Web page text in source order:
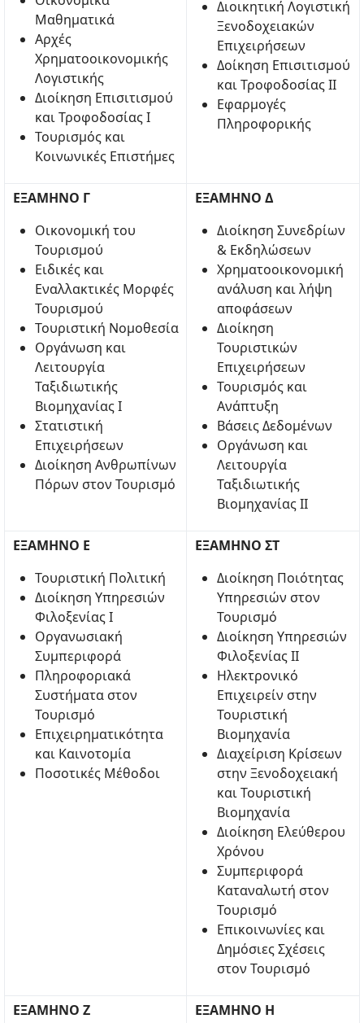
Μαθηματικά
Αρχές
Χρηματοοικονομικής
Λογιστικής
Διοίκηση Επισιτισμού
και Τροφοδοσίας Ι
Τουρισμός και
Κοινωνικές Επιστήμες
Διοικητική Λογιστική
Ξενοδοχειακών
Επιχειρήσεων
Δοίκηση Επισιτισμού
και Τροφοδοσίας ΙΙ
Εφαρμογές
Πληροφορικής
ΕΞΑΜΗΝΟ Γ
Οικονομική του
Τουρισμού
Ειδικές και
Εναλλακτικές Μορφές
Τουρισμού
Τουριστική Νομοθεσία
Οργάνωση και
Λειτουργία
Ταξιδιωτικής
Βιομηχανίας Ι
Στατιστική
Επιχειρήσεων
Διοίκηση Ανθρωπίνων
Πόρων στον Τουρισμό
ΕΞΑΜΗΝΟ Δ
Διοίκηση Συνεδρίων
& Εκδηλώσεων
Χρηματοοικονομική
ανάλυση και λήψη
αποφάσεων
Διοίκηση
Τουριστικών
Επιχειρήσεων
Τουρισμός και
Ανάπτυξη
Βάσεις Δεδομένων
Οργάνωση και
Λειτουργία
Ταξιδιωτικής
Βιομηχανίας ΙΙ
ΕΞΑΜΗΝΟ Ε
Τουριστική Πολιτική
Διοίκηση Υπηρεσιών
Φιλοξενίας Ι
Οργανωσιακή
Συμπεριφορά
Πληροφοριακά
Συστήματα στον
Τουρισμό
Επιχειρηματικότητα
και Καινοτομία
Ποσοτικές Μέθοδοι
ΕΞΑΜΗΝΟ ΣΤ
Διοίκηση Ποιότητας
Υπηρεσιών στον
Τουρισμό
Διοίκηση Υπηρεσιών
Φιλοξενίας ΙΙ
Ηλεκτρονικό
Επιχειρείν στην
Τουριστική
Βιομηχανία
Διαχείριση Κρίσεων
στην Ξενοδοχειακή
και Τουριστική
Βιομηχανία
Διοίκηση Ελεύθερου
Χρόνου
Συμπεριφορά
Καταναλωτή στον
Τουρισμό
Επικοινωνίες και
Δημόσιες Σχέσεις
στον Τουρισμό
ΕΞΑΜΗΝΟ Ζ
ΕΞΑΜΗΝΟ H